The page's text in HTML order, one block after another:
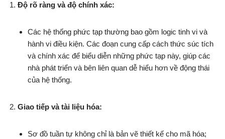
Độ rõ ràng và độ chính xác:
Các hệ thống phức tạp thường bao gồm logic tinh vi và
hành vi điều kiện. Các đoạn cung cấp cách thức súc tích
và chính xác để biểu diễn những phức tạp này, giúp các
nhà phát triển và bên liên quan dễ hiểu hơn về động thái
của hệ thống.
Giao tiếp và tài liệu hóa:
Sơ đồ tuần tự không chỉ là bản vẽ thiết kế cho mã hóa;